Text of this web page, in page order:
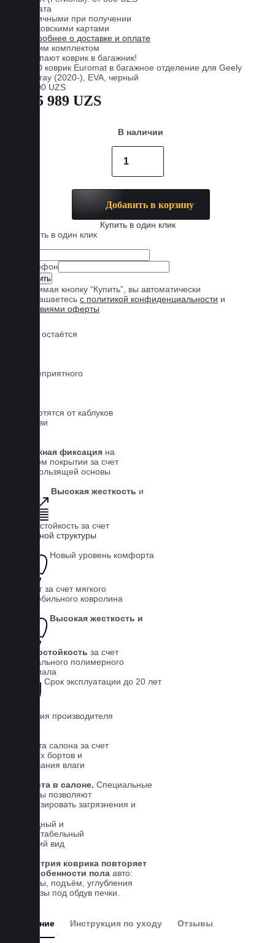
Оплата
Наличными при получении
Банковскими картами
Подробнее о доставке и оплате
С этим комплектом
покупают коврик в багажник!
+4100 UZS
885 989 UZS
В наличии
Добавить в корзину
Купить в один клик
Купить в один клик
Телефон
Нажимая кнопку “Купить”, вы автоматически
соглашаетесь с политикой конфиденциальности и
условиями оферты
Обувь остаётся
Нет неприятного
Не портятся от каблуков
на обуви
Надежная фиксация на
штатном покрытии за счет
антискользящей основы
Высокая жесткость и
износостойкость за счет
5-слойной структуры
Новый уровень комфорта
для ног за счет мягкого
автомобильного ковролина
Высокая жесткость и
износостойкость за счет
специального полимерного
материала
Срок эксплуатации до 20 лет
Гарантия производителя
Чистота салона за счет
высоких бортов и
впитывания влаги
Чистота в салоне. Специальные
выступы позволяют
локализировать загрязнения и
Солидный и
презентабельный
внешний вид
Геометрия коврика повторяет
все особенности пола авто:
выступы, подъём, углубления
и вырезы под обдув печки.
Описание Инструкция по уходу Отзывы